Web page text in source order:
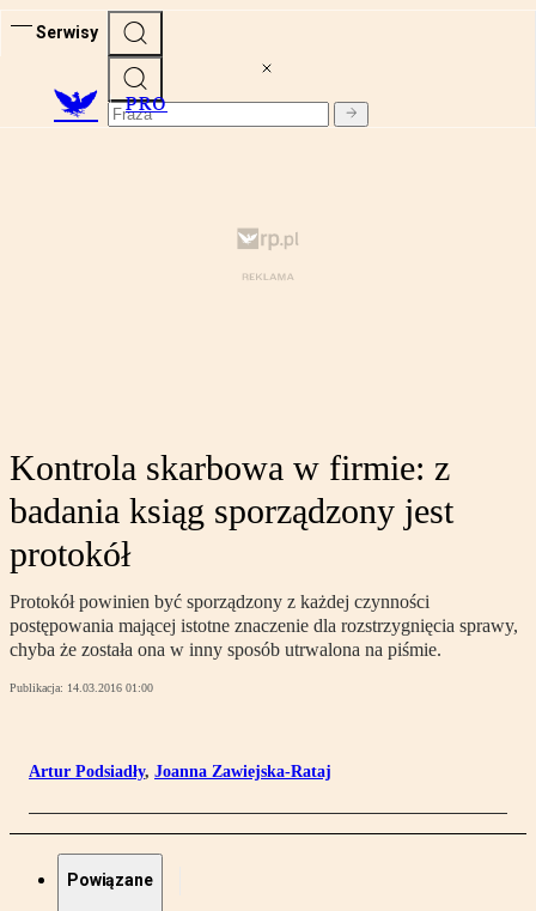
Serwisy
PRO
Kontrola skarbowa w firmie: z
badania ksiąg sporządzony jest
protokół
Protokół powinien być sporządzony z każdej czynności
postępowania mającej istotne znaczenie dla rozstrzygnięcia sprawy,
chyba że została ona w inny sposób utrwalona na piśmie.
Publikacja: 14.03.2016 01:00
Artur Podsiadły, Joanna Zawiejska-Rataj
Powiązane